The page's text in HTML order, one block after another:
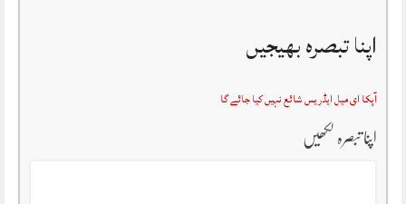
اپنا تبصرہ بھیجیں
آپکا ای میل ایڈریس شائع نہیں کیا جائے گا
اپنا تبصرہ لکھیں